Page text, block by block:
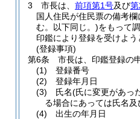
3
市長は、 前項第1号及び
国人住民が住民票の備考欄
む。以下同じ。)をもって
印鑑により登録を受けよ
(登録事項)
第6条
市長は、印鑑登録の
(1)
登録番号
(2)
登録年月日
(3)
氏名(氏に変更があっ
る場合にあっては氏名及
(4)
出生の年月日